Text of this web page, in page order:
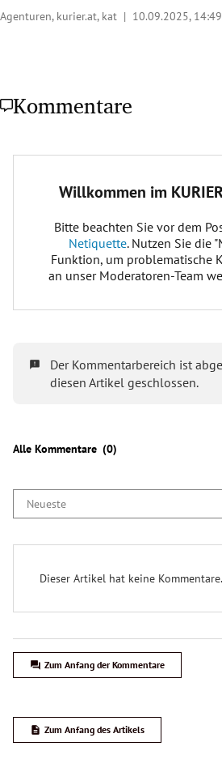
Agenturen, kurier.at, kat | 10.09.2025, 14:49
Kommentare